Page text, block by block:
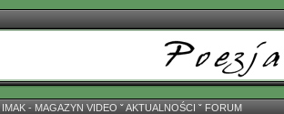
IMAK - MAGAZYN VIDEO ˇAKTUALNOŚCI ˇ FORUM